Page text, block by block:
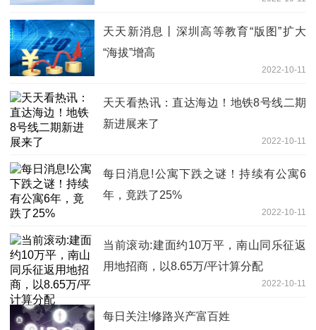
天天新消息丨深圳高等教育“版图”扩大
“海拔”增高
2022-10-11
天天看热讯：直达海边！地铁8号线二期
新进展来了
2022-10-11
每日消息!公寓下跌之谜！持续有公寓6
年，竟跌了25%
2022-10-11
当前滚动:建面约10万平，南山同乐征返
用地招商，以8.65万/平计算分配
2022-10-11
每日关注!修路兴产富百姓